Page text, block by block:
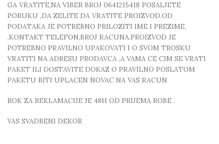
GA VRATITE,NA VIBER BROJ 0641215418 POSALJETE
PORUKU ,DA ZELITE DA VRATITE PROIZVOD.OD
PODATAKA JE POTREBNO PRILOZITI IME I PREZIME,
,KONTAKT TELEFON,BROJ RACUNA.PROIZVOD JE
POTREBNO PRAVILNO UPAKOVATI I O SVOM TROSKU
VRATITI NA ADRESU PRODAVCA ,A VAMA CE CIM SE VRATI
PAKET ILI DOSTAVITE DOKAZ O PRAVILNO POSLATOM
PAKETU BITI UPLACEN NOVAC NA VAS RACUN
ROK ZA REKLAMACIJE JE 48H OD PRIJEMA ROBE .
VAS SVADBENI DEKOR